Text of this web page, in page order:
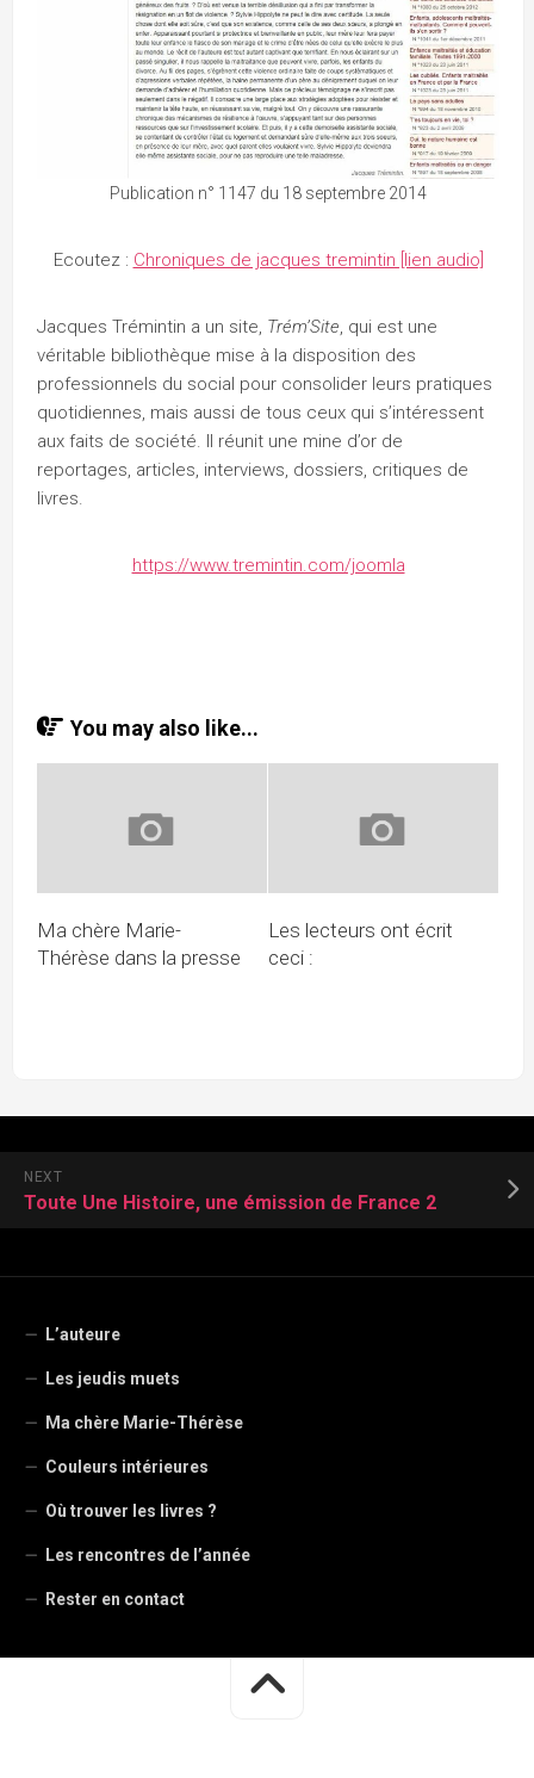
Publication n° 1147 du 18 septembre 2014
Ecoutez : Chroniques de jacques tremintin [lien audio]
Jacques Trémintin a un site, Trém’Site, qui est une
véritable bibliothèque mise à la disposition des
professionnels du social pour consolider leurs pratiques
quotidiennes, mais aussi de tous ceux qui s’intéressent
aux faits de société. Il réunit une mine d’or de
reportages, articles, interviews, dossiers, critiques de
livres.
https://www.tremintin.com/joomla
You may also like...
Ma chère Marie-
Thérèse dans la presse
Les lecteurs ont écrit
ceci :
NEXT
Toute Une Histoire, une émission de France 2
L’auteure
Les jeudis muets
Ma chère Marie-Thérèse
Couleurs intérieures
Où trouver les livres ?
Les rencontres de l’année
Rester en contact